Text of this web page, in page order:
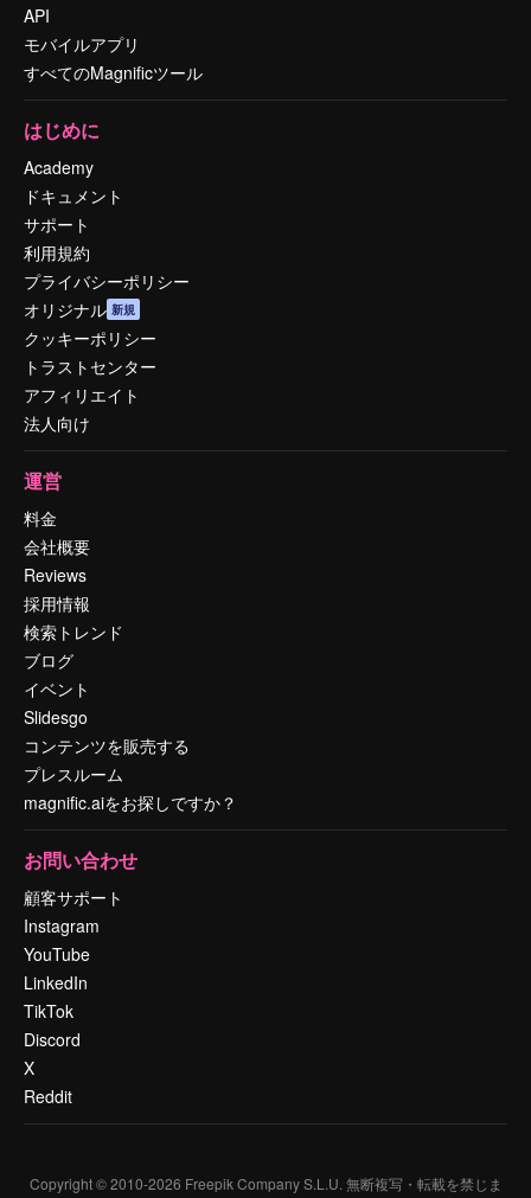
API
モバイルアプリ
すべてのMagnificツール
はじめに
Academy
ドキュメント
サポート
利用規約
プライバシーポリシー
オリジナル 新規
クッキーポリシー
トラストセンター
アフィリエイト
法人向け
運営
料金
会社概要
Reviews
採用情報
検索トレンド
ブログ
イベント
Slidesgo
コンテンツを販売する
プレスルーム
magnific.aiをお探しですか？
お問い合わせ
顧客サポート
Instagram
YouTube
LinkedIn
TikTok
Discord
X
Reddit
Copyright © 2010-2026 Freepik Company S.L.U. 無断複写・転載を禁じま